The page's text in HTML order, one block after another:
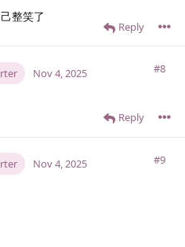
整笑了
Reply
#8
Nov 4, 2025
Reply
#9
Nov 4, 2025